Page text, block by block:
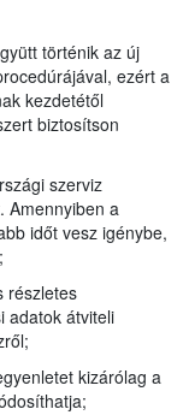
történik az új
ezért a
kezdetétől
biztosítson
szerviz
Amennyiben a
időt vesz igénybe,
részletes
adatok átviteli
kizárólag a